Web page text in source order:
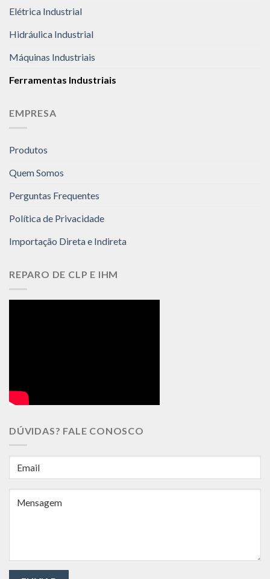
Elétrica Industrial
Hidráulica Industrial
Máquinas Industriais
Ferramentas Industriais
EMPRESA
Produtos
Quem Somos
Perguntas Frequentes
Política de Privacidade
Importação Direta e Indireta
REPARO DE CLP E IHM
DÚVIDAS? FALE CONOSCO